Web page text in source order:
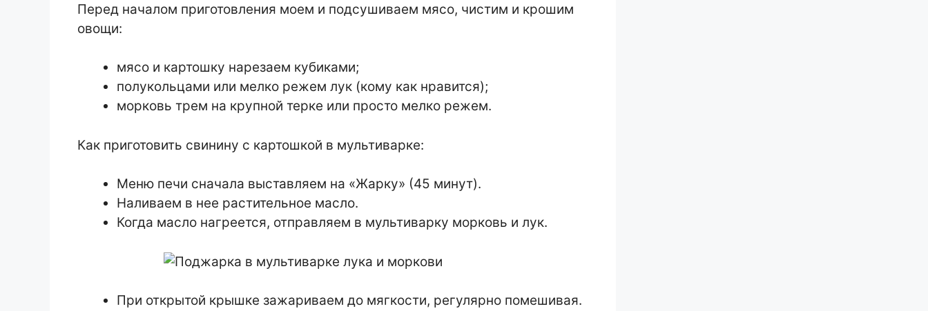
Перед началом приготовления моем и подсушиваем мясо, чистим и крошим
овощи:
мясо и картошку нарезаем кубиками;
полукольцами или мелко режем лук (кому как нравится);
морковь трем на крупной терке или просто мелко режем.
Как приготовить свинину с картошкой в мультиварке:
Меню печи сначала выставляем на «Жарку» (45 минут).
Наливаем в нее растительное масло.
Когда масло нагреется, отправляем в мультиварку морковь и лук.
При открытой крышке зажариваем до мягкости, регулярно помешивая.